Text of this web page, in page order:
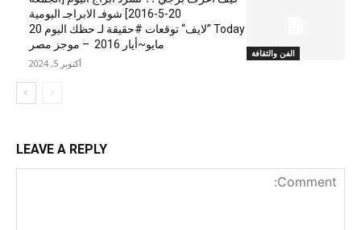
الفن والثقافة
20-5-2016] شوفـ الابراجـ اليومية
Today ”لايف“ توقعات #حقيقة لـ حظك اليوم 20
مايو~أيار 2016 – موجز مصر
أكتوبر 5, 2024
LEAVE A REPLY